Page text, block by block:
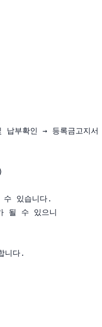
부확인 → 등록금고지서
수 있습니다.
될 수 있으니
니다.